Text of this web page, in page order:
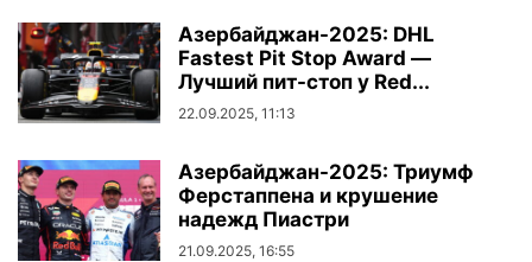
Азербайджан-2025: DHL
Fastest Pit Stop Award —
Лучший пит-стоп у Red...
22.09.2025, 11:13
Азербайджан-2025: Триумф
Ферстаппена и крушение
надежд Пиастри
21.09.2025, 16:55